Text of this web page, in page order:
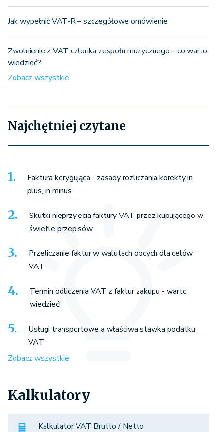
Jak wypełnić VAT-R – szczegółowe omówienie
Zwolnienie z VAT członka zespołu muzycznego – co warto
wiedzieć?
Zobacz wszystkie
Najchętniej czytane
Faktura korygująca - zasady rozliczania korekty in
plus, in minus
Skutki nieprzyjęcia faktury VAT przez kupującego w
świetle przepisów
Przeliczanie faktur w walutach obcych dla celów
VAT
Termin odliczenia VAT z faktur zakupu - warto
wiedzieć!
Usługi transportowe a właściwa stawka podatku
VAT
Zobacz wszystkie
Kalkulatory
Kalkulator VAT Brutto / Netto